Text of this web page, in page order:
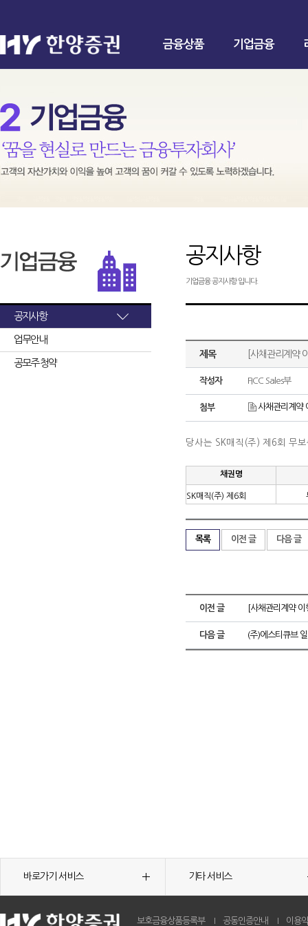
금융상품 기업금융
공지사항
업무안내
공모주 청약
공지사항
기업금융 공지사항 입니다.
제목 [사채관리계약
작성자 FICC Sales부
첨부 사채관리계약
당사는 SK매직(주) 제6회 무
채권명
SK매직(주) 제6회
목록 이전 글 다음 글
이전 글 [사채관리계약
다음 글 (주)에스티큐브
바로가기 서비스 기타 서비스
보호금융상품등록부 공동인증안내 이용